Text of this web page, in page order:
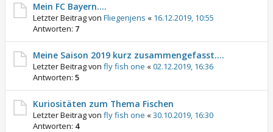
Mein FC Bayern....
Letzter Beitrag von Fliegenjens « 16.12.2019, 10:55
Antworten: 7
Meine Saison 2019 kurz zusammengefasst....
Letzter Beitrag von fly fish one «02.12.2019, 16:36
Antworten: 5
Kuriositäten zum Thema Fischen
Letzter Beitrag von fly fish one «30.10.2019, 16:30
Antworten: 4